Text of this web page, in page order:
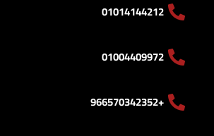
01014144212
01004409972
+966570342352